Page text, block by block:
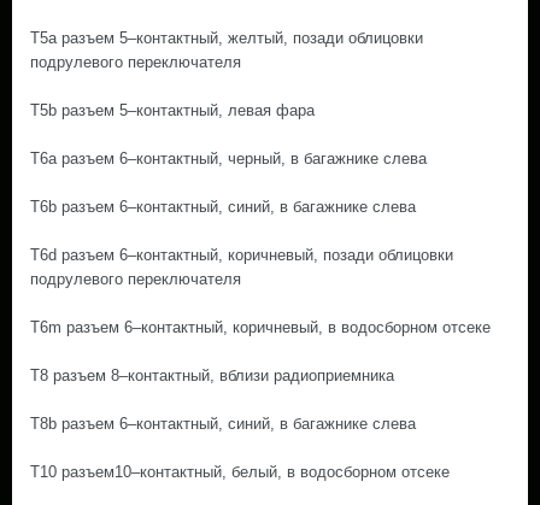
T5a разъем 5–контактный, желтый, позади облицовки
подрулевого переключателя
T5b разъем 5–контактный, левая фара
T6a разъем 6–контактный, черный, в багажнике слева
T6b разъем 6–контактный, синий, в багажнике слева
T6d разъем 6–контактный, коричневый, позади облицовки
подрулевого переключателя
T6m разъем 6–контактный, коричневый, в водосборном отсеке
T8 разъем 8–контактный, вблизи радиоприемника
T8b разъем 6–контактный, синий, в багажнике слева
T10 разъем10–контактный, белый, в водосборном отсеке